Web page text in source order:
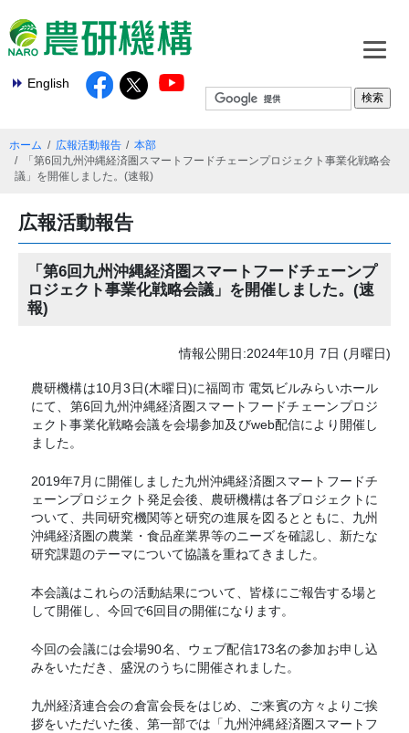
English
ホーム 広報活動報告
本部
「第6回九州沖縄経済圏スマートフードチェーンプロジェクト事業化戦略会
議」を開催しました。(速報)
広報活動報告
「第6回九州沖縄経済圏スマートフードチェーンプ
ロジェクト事業化戦略会議」を開催しました。(速
報)
情報公開日:2024年10月 7日 (月曜日)
農研機構は10月3日(木曜日)に福岡市 電気ビルみらいホール
にて、第6回九州沖縄経済圏スマートフードチェーンプロジ
ェクト事業化戦略会議を会場参加及びweb配信により開催し
ました。
2019年7月に開催しました九州沖縄経済圏スマートフードチ
ェーンプロジェクト発足会後、農研機構は各プロジェクトに
ついて、共同研究機関等と研究の進展を図るとともに、九州
沖縄経済圏の農業・食品産業界等のニーズを確認し、新たな
研究課題のテーマについて協議を重ねてきました。
本会議はこれらの活動結果について、皆様にご報告する場と
して開催し、今回で6回目の開催になります。
今回の会議には会場90名、ウェブ配信173名の参加お申し込
みをいただき、盛況のうちに開催されました。
九州経済連合会の倉富会長をはじめ、ご来賓の方々よりご挨
拶をいただいた後、第一部では「九州沖縄経済圏スマートフ